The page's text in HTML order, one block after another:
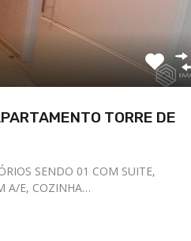
TORRE DE
SENDO 01 COM SUITE,
A/E, COZINHA…